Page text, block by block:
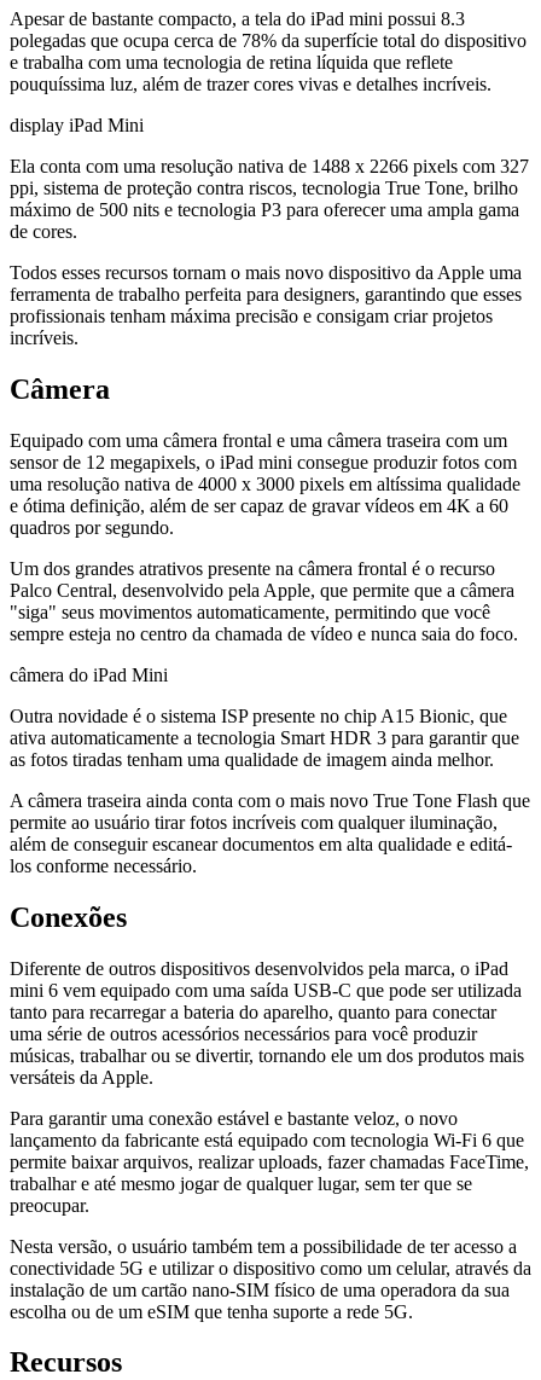
Apesar de bastante compacto, a tela do iPad mini possui 8.3
polegadas que ocupa cerca de 78% da superfície total do dispositivo
e trabalha com uma tecnologia de retina líquida que reflete
pouquíssima luz, além de trazer cores vivas e detalhes incríveis.
display iPad Mini
Ela conta com uma resolução nativa de 1488 x 2266 pixels com 327
ppi, sistema de proteção contra riscos, tecnologia True Tone, brilho
máximo de 500 nits e tecnologia P3 para oferecer uma ampla gama
de cores.
Todos esses recursos tornam o mais novo dispositivo da Apple uma
ferramenta de trabalho perfeita para designers, garantindo que esses
profissionais tenham máxima precisão e consigam criar projetos
incríveis.
Câmera
Equipado com uma câmera frontal e uma câmera traseira com um
sensor de 12 megapixels, o iPad mini consegue produzir fotos com
uma resolução nativa de 4000 x 3000 pixels em altíssima qualidade
e ótima definição, além de ser capaz de gravar vídeos em 4K a 60
quadros por segundo.
Um dos grandes atrativos presente na câmera frontal é o recurso
Palco Central, desenvolvido pela Apple, que permite que a câmera
"siga" seus movimentos automaticamente, permitindo que você
sempre esteja no centro da chamada de vídeo e nunca saia do foco.
câmera do iPad Mini
Outra novidade é o sistema ISP presente no chip A15 Bionic, que
ativa automaticamente a tecnologia Smart HDR 3 para garantir que
as fotos tiradas tenham uma qualidade de imagem ainda melhor.
A câmera traseira ainda conta com o mais novo True Tone Flash que
permite ao usuário tirar fotos incríveis com qualquer iluminação,
além de conseguir escanear documentos em alta qualidade e editá-
los conforme necessário.
Conexões
Diferente de outros dispositivos desenvolvidos pela marca, o iPad
mini 6 vem equipado com uma saída USB-C que pode ser utilizada
tanto para recarregar a bateria do aparelho, quanto para conectar
uma série de outros acessórios necessários para você produzir
músicas, trabalhar ou se divertir, tornando ele um dos produtos mais
versáteis da Apple.
Para garantir uma conexão estável e bastante veloz, o novo
lançamento da fabricante está equipado com tecnologia Wi-Fi 6 que
permite baixar arquivos, realizar uploads, fazer chamadas FaceTime,
trabalhar e até mesmo jogar de qualquer lugar, sem ter que se
preocupar.
Nesta versão, o usuário também tem a possibilidade de ter acesso a
conectividade 5G e utilizar o dispositivo como um celular, através da
instalação de um cartão nano-SIM físico de uma operadora da sua
escolha ou de um eSIM que tenha suporte a rede 5G.
Recursos